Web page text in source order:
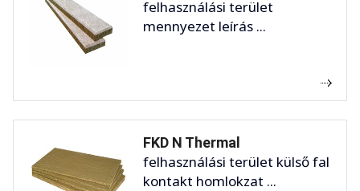
felhasználási terület
mennyezet leírás ...
FKD N Thermal
felhasználási terület külső fal
kontakt homlokzat ...